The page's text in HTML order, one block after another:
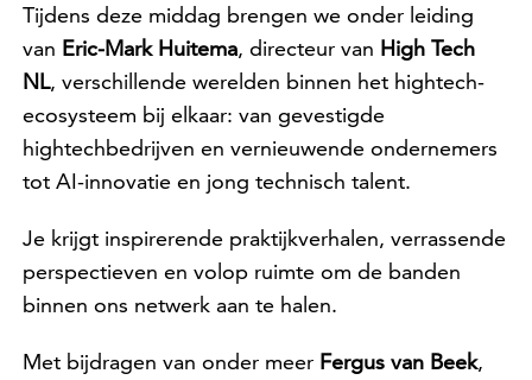
Tijdens deze middag brengen we onder leiding
van Eric-Mark Huitema, directeur van High Tech
NL, verschillende werelden binnen het hightech-
ecosysteem bij elkaar: van gevestigde
hightechbedrijven en vernieuwende ondernemers
tot AI-innovatie en jong technisch talent.
Je krijgt inspirerende praktijkverhalen, verrassende
perspectieven en volop ruimte om de banden
binnen ons netwerk aan te halen.
Met bijdragen van onder meer Fergus van Beek,